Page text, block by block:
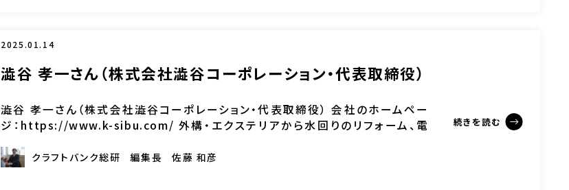
2025.01.14
澁谷 孝一さん（株式会社澁谷コーポレーション・代表取締役）
澁谷 孝一さん（株式会社澁谷コーポレーション・代表取締役） 会社のホームペー
ジ：https://www.k-sibu.com/ 外構・エクステリアから水回りのリフォーム、電
クラフトバンク総研 編集長 佐藤 和彦
続きを読む